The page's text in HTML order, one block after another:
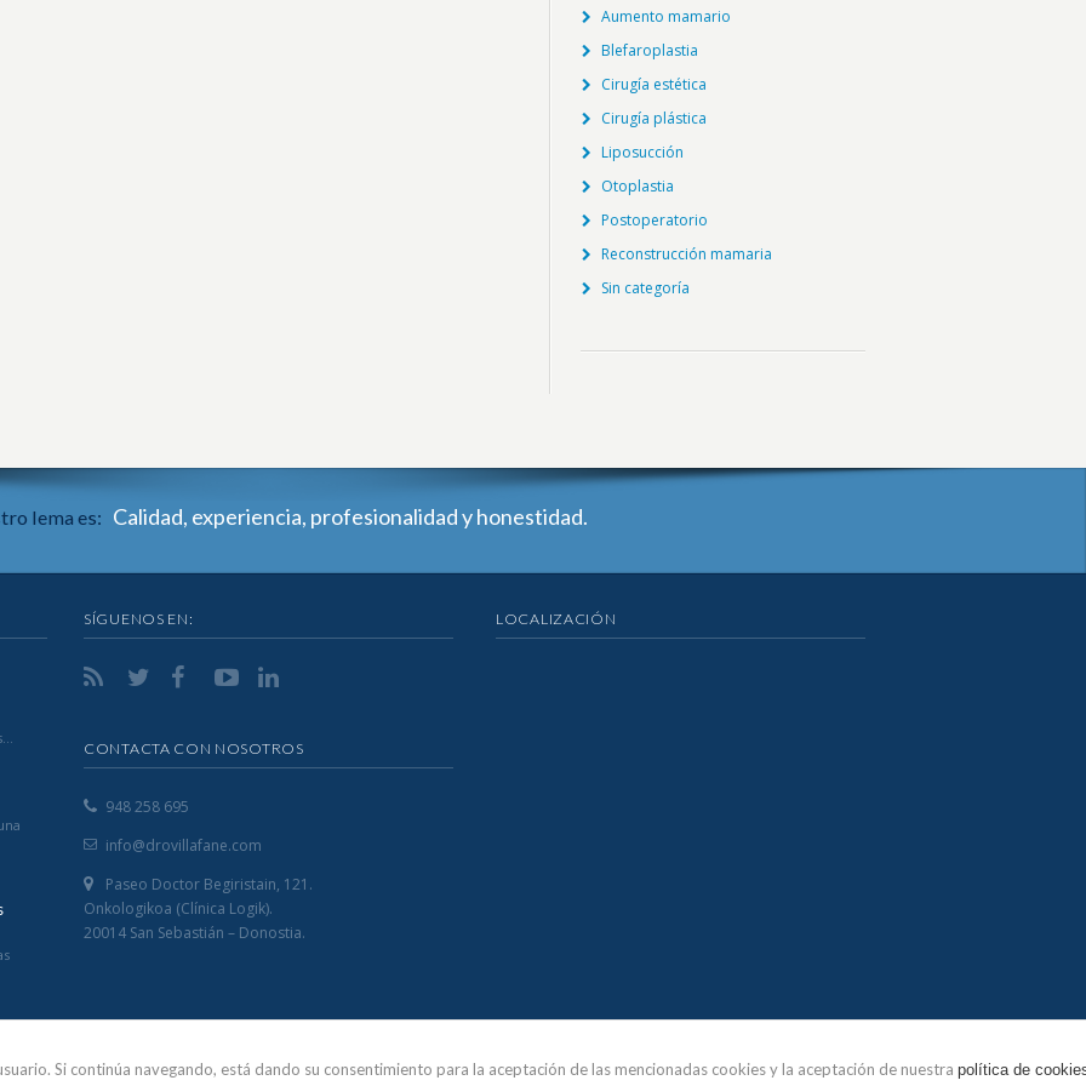
Aumento mamario
Blefaroplastia
Cirugía estética
Cirugía plástica
Liposucción
Otoplastia
Postoperatorio
Reconstrucción mamaria
Sin categoría
lema es: Calidad, experiencia, profesionalidad y honestidad.
SÍGUENOS EN:
CONTACTA CON NOSOTROS
948 258 695
info@drovillafane.com
Paseo Doctor Begiristain, 121.
Onkologikoa (Clínica Logik).
20014 San Sebastián – Donostia.
LOCALIZACIÓN
Si continúa navegando, está dando su consentimiento para la aceptación de las mencionadas cookies y la aceptación de nuestra política de